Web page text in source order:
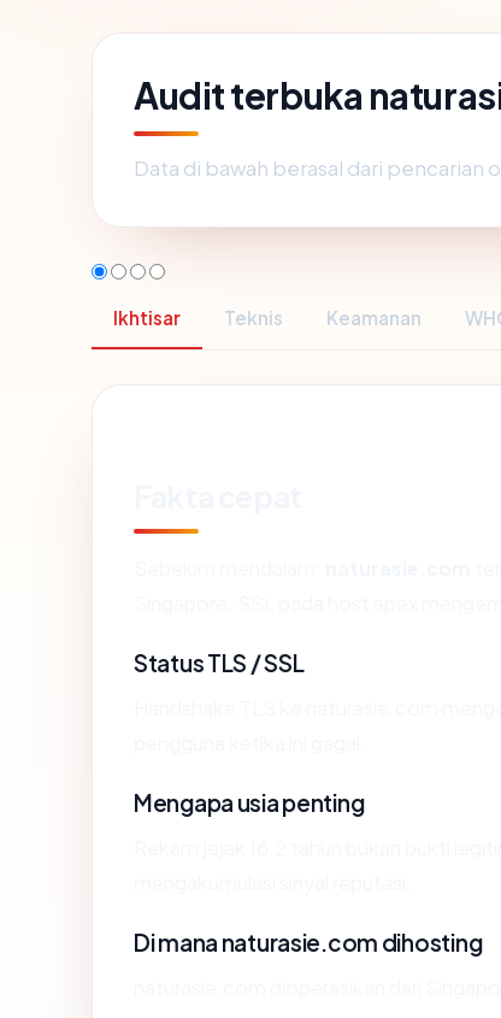
Audit terbuka
Data di bawah berasal dari pencarian
Ikhtisar Teknis Keamanan
Status TLS / SSL
Mengapa usia penting
Di mana naturasie.com dihosting